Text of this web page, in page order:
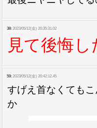
38: 2023/05/12(金) 20:35:31.02
見て後悔し
59: 2023/05/12(金) 20:42:12.45
すげえ首なくても
か